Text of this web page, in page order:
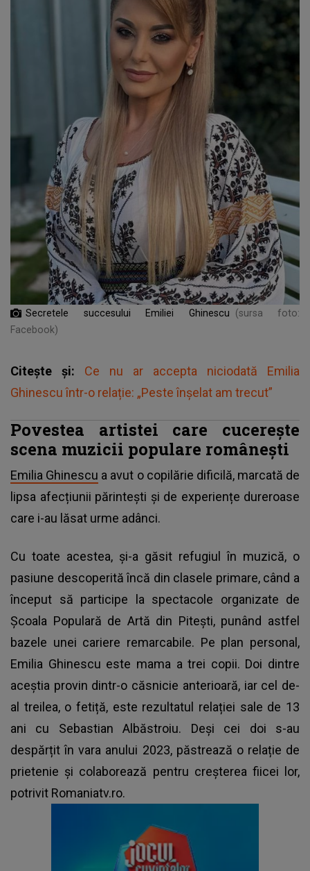
Secretele succesului Emiliei Ghinescu
(sursa foto:
Facebook)
Citește și: Ce nu ar accepta niciodată Emilia
Ghinescu într-o relație: „Peste înșelat am trecut”
Povestea artistei care cucerește
scena muzicii populare românești
Emilia Ghinescu a avut o copilărie dificilă, marcată de
lipsa afecțiunii părintești și de experiențe dureroase
care i-au lăsat urme adânci.
Cu toate acestea, și-a găsit refugiul în muzică, o
pasiune descoperită încă din clasele primare, când a
început să participe la spectacole organizate de
Școala Populară de Artă din Pitești, punând astfel
bazele unei cariere remarcabile. Pe plan personal,
Emilia Ghinescu este mama a trei copii. Doi dintre
aceștia provin dintr-o căsnicie anterioară, iar cel de-
al treilea, o fetiță, este rezultatul relației sale de 13
ani cu Sebastian Albăstroiu. Deși cei doi s-au
despărțit în vara anului 2023, păstrează o relație de
prietenie și colaborează pentru creșterea fiicei lor,
potrivit Romaniatv.ro.